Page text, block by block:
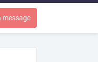
message